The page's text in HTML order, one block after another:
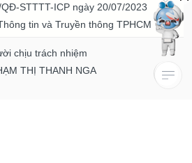
STTTT-ICP ngày 20/07/2023
tin và Truyền thông TPHCM
chịu trách nhiệm
THỊ THANH NGA